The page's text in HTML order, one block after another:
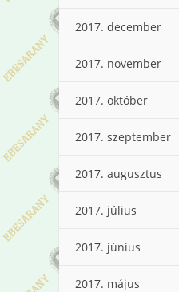
2017. december
2017. november
2017. október
2017. szeptember
2017. augusztus
2017. július
2017. június
2017. május